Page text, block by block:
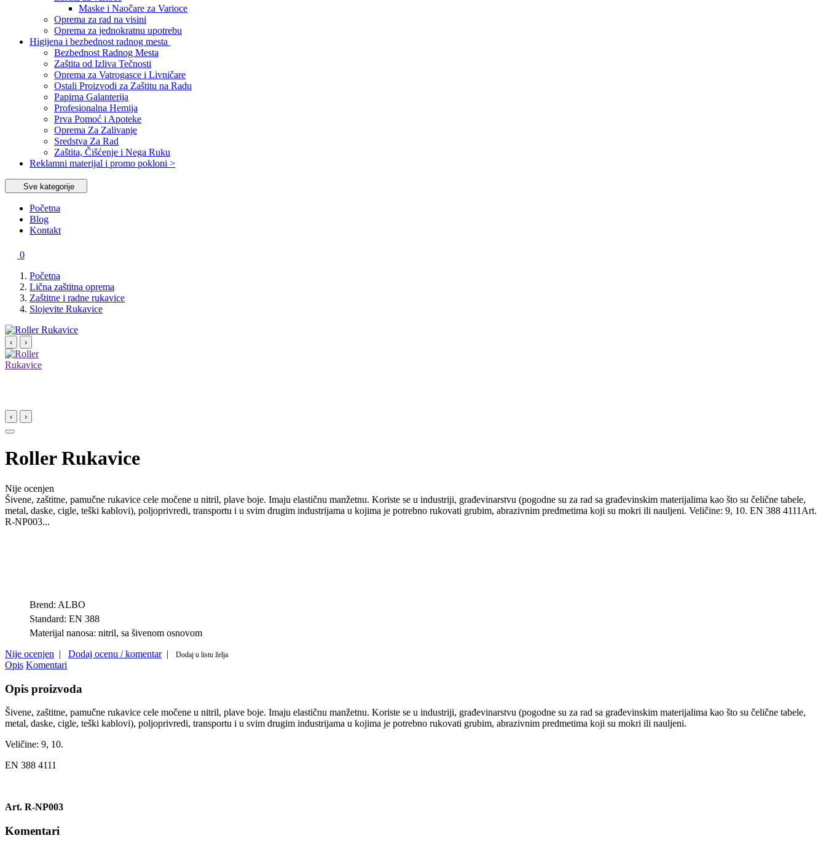
Maske i Naočare za Varioce
Oprema za rad na visini
Oprema za jednokratnu upotrebu
Higijena i bezbednost radnog mesta
Bezbednost Radnog Mesta
Zaštita od Izliva Tečnosti
Oprema za Vatrogasce i Livničare
Ostali Proizvodi za Zaštitu na Radu
Papirna Galanterija
Profesionalna Hemija
Prva Pomoć i Apoteke
Oprema Za Zalivanje
Sredstva Za Rad
Zaštita, Čišćenje i Nega Ruku
Reklamni materijal i promo pokloni >
Sve kategorije
Početna
Blog
Kontakt
0
Početna
Lična zaštitna oprema
Zaštitne i radne rukavice
Slojevite Rukavice
‹ ›
‹ ›
Roller Rukavice
Nije ocenjen
Šivene, zaštitne, pamučne rukavice cele močene u nitril, plave boje. Imaju elastičnu manžetnu. Koriste se u industriji, građevinarstvu (pogodne su za rad sa građevinskim materijalima kao što su čelične tabele,
metal, daske, cigle, teški kablovi), poljoprivredi, transportu i u svim drugim industrijama u kojima je potrebno rukovati grubim, abrazivnim predmetima koji su mokri ili nauljeni. Veličine: 9, 10. EN 388 4111Art.
R-NP003...
Brend: ALBO
Standard: EN 388
Materijal nanosa: nitril, sa šivenom osnovom
Nije ocenjen | Dodaj ocenu / komentar| Dodaj u listu želja
Opis Komentari
Opis proizvoda
Šivene, zaštitne, pamučne rukavice cele močene u nitril, plave boje. Imaju elastičnu manžetnu. Koriste se u industriji, građevinarstvu (pogodne su za rad sa građevinskim materijalima kao što su čelične tabele,
metal, daske, cigle, teški kablovi), poljoprivredi, transportu i u svim drugim industrijama u kojima je potrebno rukovati grubim, abrazivnim predmetima koji su mokri ili nauljeni.
Veličine: 9, 10.
EN 388 4111
Art. R-NP003
Komentari